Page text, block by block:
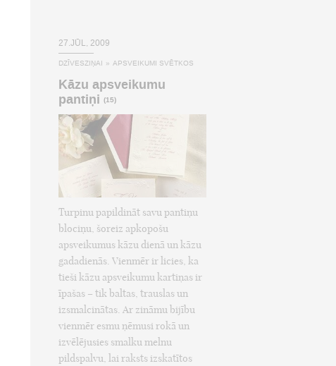
27.JŪL, 2009
DZĪVESZIŅAI » APSVEIKUMI SVĒTKOS
Kāzu apsveikumu
pantiņi (15)
Turpinu papildināt savu pantiņu
blociņu, šoreiz apkopošu
apsveikumus kāzu dienā un kāzu
gadadienās. Vienmēr ir licies, ka
tieši kāzu apsveikumu kartiņas ir
īpašas – tik baltas, trauslas un
izsmalcinātas. Ar zināmu bijību
vienmēr esmu ņēmusi rokā un
izvēlējusies smalku melnu
pildspalvu, lai raksts izskatītos